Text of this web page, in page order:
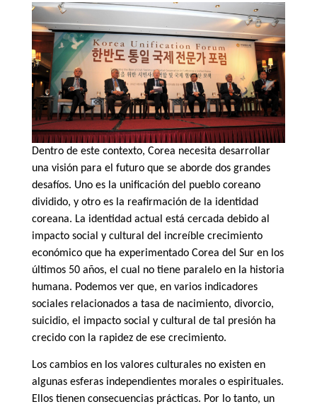
Dentro de este contexto, Corea necesita desarrollar
una visión para el futuro que se aborde dos grandes
desafíos. Uno es la unificación del pueblo coreano
dividido, y otro es la reafirmación de la identidad
coreana. La identidad actual está cercada debido al
impacto social y cultural del increíble crecimiento
económico que ha experimentado Corea del Sur en los
últimos 50 años, el cual no tiene paralelo en la historia
humana. Podemos ver que, en varios indicadores
sociales relacionados a tasa de nacimiento, divorcio,
suicidio, el impacto social y cultural de tal presión ha
crecido con la rapidez de ese crecimiento.
Los cambios en los valores culturales no existen en
algunas esferas independientes morales o espirituales.
Ellos tienen consecuencias prácticas. Por lo tanto, un